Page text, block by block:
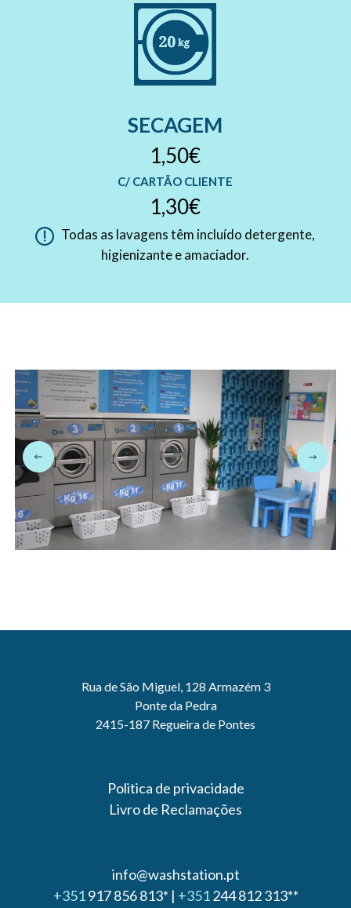
SECAGEM
1,50€
C/ CARTÃO CLIENTE
1,30€
Todas as lavagens têm incluído detergente,
higienizante e amaciador.
Rua de São Miguel, 128 Armazém 3
Ponte da Pedra
2415-187 Regueira de Pontes
Politica de privacidade
Livro de Reclamações
info@washstation.pt
+351917 856 813* | +351244 812 313**